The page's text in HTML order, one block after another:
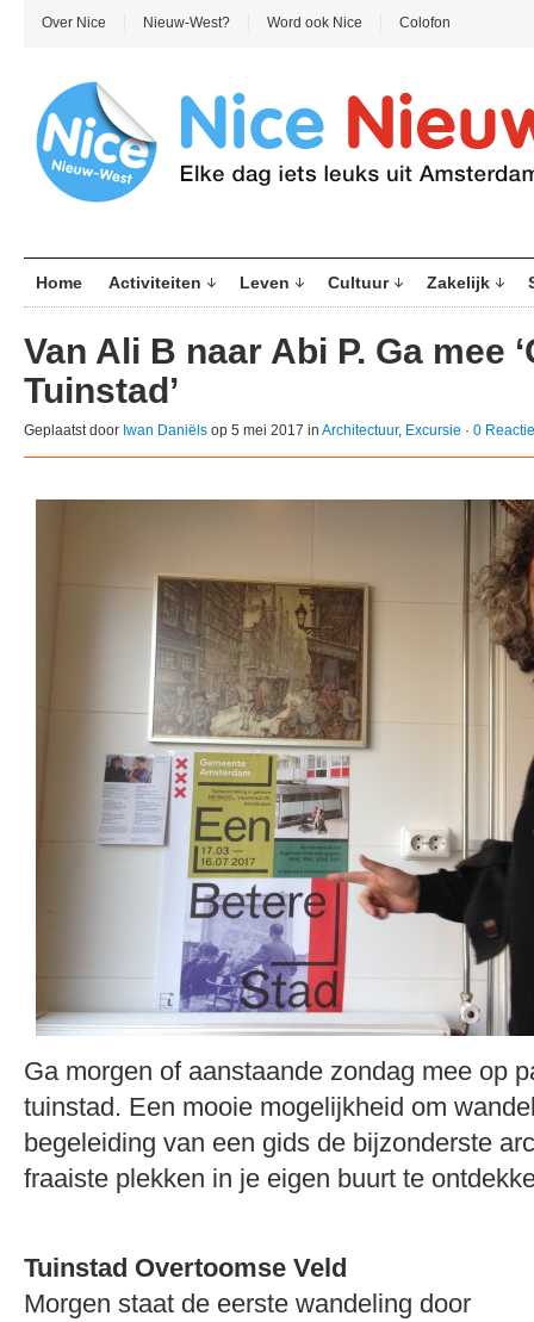
Over Nice Nieuw-West? Word ook Nice Colofon
Home Activiteiten Leven Cultuur Zakelijk
Van Ali B naar Abi P. Ga mee
Tuinstad’
Geplaatst door Iwan Daniëls op 5 mei 2017 in Architectuur, Excursie · 0
Ga morgen of aanstaande zondag mee op
tuinstad. Een mooie mogelijkheid om
begeleiding van een gids de bijzonderste
fraaiste plekken in je eigen buurt te
Tuinstad Overtoomse Veld
Morgen staat de eerste wandeling door